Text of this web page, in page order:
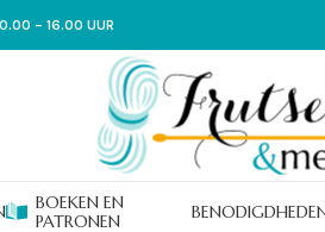
– 16.00 UUR
BOEKEN EN
PATRONEN